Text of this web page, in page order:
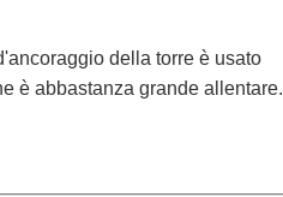
della torre è usato
è abbastanza grande allentare.